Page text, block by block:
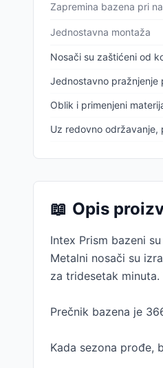
Zapremina bazena pri
Jednostavna montaža
Nosači su zaštićeni od
Jednostavno pražnjenje
Oblik i primenjeni
Uz redovno održavanje,
📖 Opis
Intex Prism bazeni
Metalni nosači su
za tridesetak
Prečnik bazena je
Kada sezona prođe,